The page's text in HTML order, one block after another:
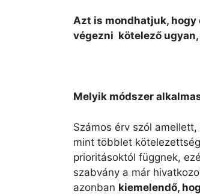
Azt is mondhatjuk,
végezni kötelező ugyan,
Melyik módszer
Számos érv szól
mint többlet
prioritásoktól függnek,
szabvány a már
azonban kiemelendő,